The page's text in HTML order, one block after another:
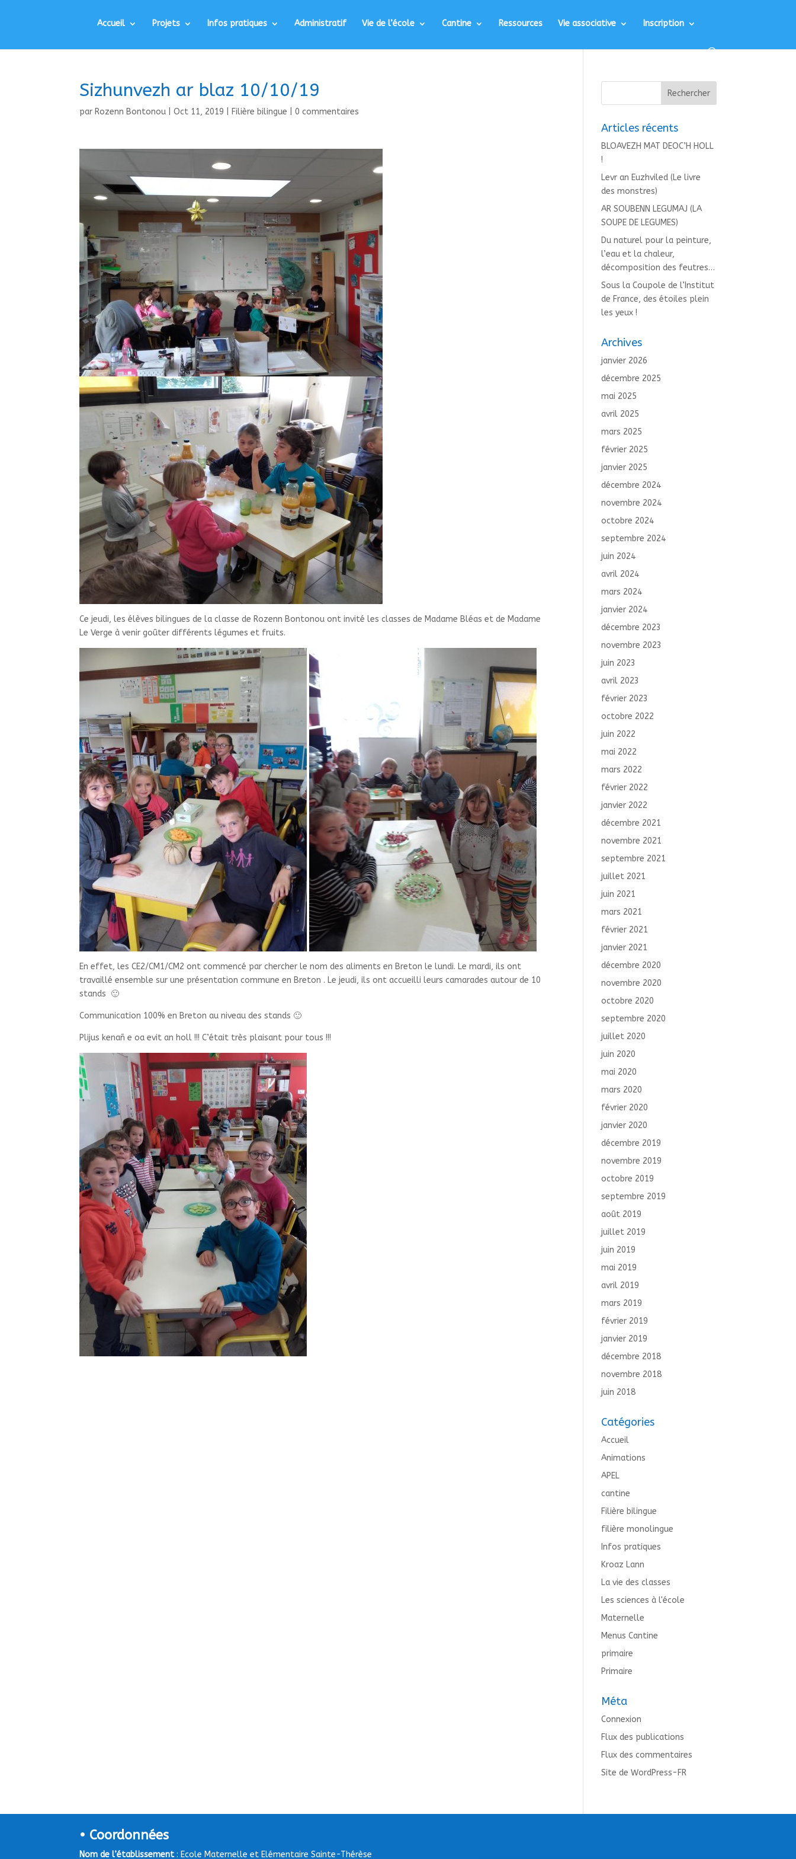
Accueil Projets Infos pratiques Administratif Vie de l’école Cantine Ressources Vie associative Inscription
Sizhunvezh ar blaz 10/10/19
par Rozenn Bontonou |Oct 11, 2019 Filière bilingue |0 commentaires
Ce jeudi, les élèves bilingues de la classe de Rozenn Bontonou ont invité les classes de Madame Bléas et de Madame
Le Verge à venir goûter différents légumes et fruits.
En effet, les CE2/CM1/CM2 ont commencé par chercher le nom des aliments en Breton le lundi. Le mardi, ils ont
travaillé ensemble sur une présentation commune en Breton . Le jeudi, ils ont accueilli leurs camarades autour de 10
stands 🙂
Communication 100% en Breton au niveau des stands 🙂
Plijus kenañ e oa evit an holl !!! C’était très plaisant pour tous !!!
Articles récents
BLOAVEZH MAT DEOC’H HOLL
!
Levr an Euzhviled (Le livre
des monstres)
AR SOUBENN LEGUMAJ (LA
SOUPE DE LEGUMES)
Du naturel pour la peinture,
l’eau et la chaleur,
décomposition des feutres…
Sous la Coupole de l’Institut
de France, des étoiles plein
les yeux !
Archives
janvier 2026
décembre 2025
mai 2025
avril 2025
mars 2025
février 2025
janvier 2025
décembre 2024
novembre 2024
octobre 2024
septembre 2024
juin 2024
avril 2024
mars 2024
janvier 2024
décembre 2023
novembre 2023
juin 2023
avril 2023
février 2023
octobre 2022
juin 2022
mai 2022
mars 2022
février 2022
janvier 2022
décembre 2021
novembre 2021
septembre 2021
juillet 2021
juin 2021
mars 2021
février 2021
janvier 2021
décembre 2020
novembre 2020
octobre 2020
septembre 2020
juillet 2020
juin 2020
mai 2020
mars 2020
février 2020
janvier 2020
décembre 2019
novembre 2019
octobre 2019
septembre 2019
août 2019
juillet 2019
juin 2019
mai 2019
avril 2019
mars 2019
février 2019
janvier 2019
décembre 2018
novembre 2018
juin 2018
Catégories
Accueil
Animations
APEL
cantine
Filière bilingue
filière monolingue
Infos pratiques
Kroaz Lann
La vie des classes
Les sciences à l'école
Maternelle
Menus Cantine
primaire
Primaire
Méta
Connexion
Flux des publications
Flux des commentaires
Site de WordPress-FR
• Coordonnées
Nom de l’établissement: Ecole Maternelle et Elémentaire Sainte-Thérèse